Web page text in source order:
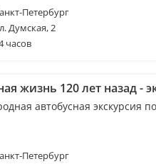
Петербург
Думская, 2
часов
жизнь 120 лет назад -
автобусная
Петербург